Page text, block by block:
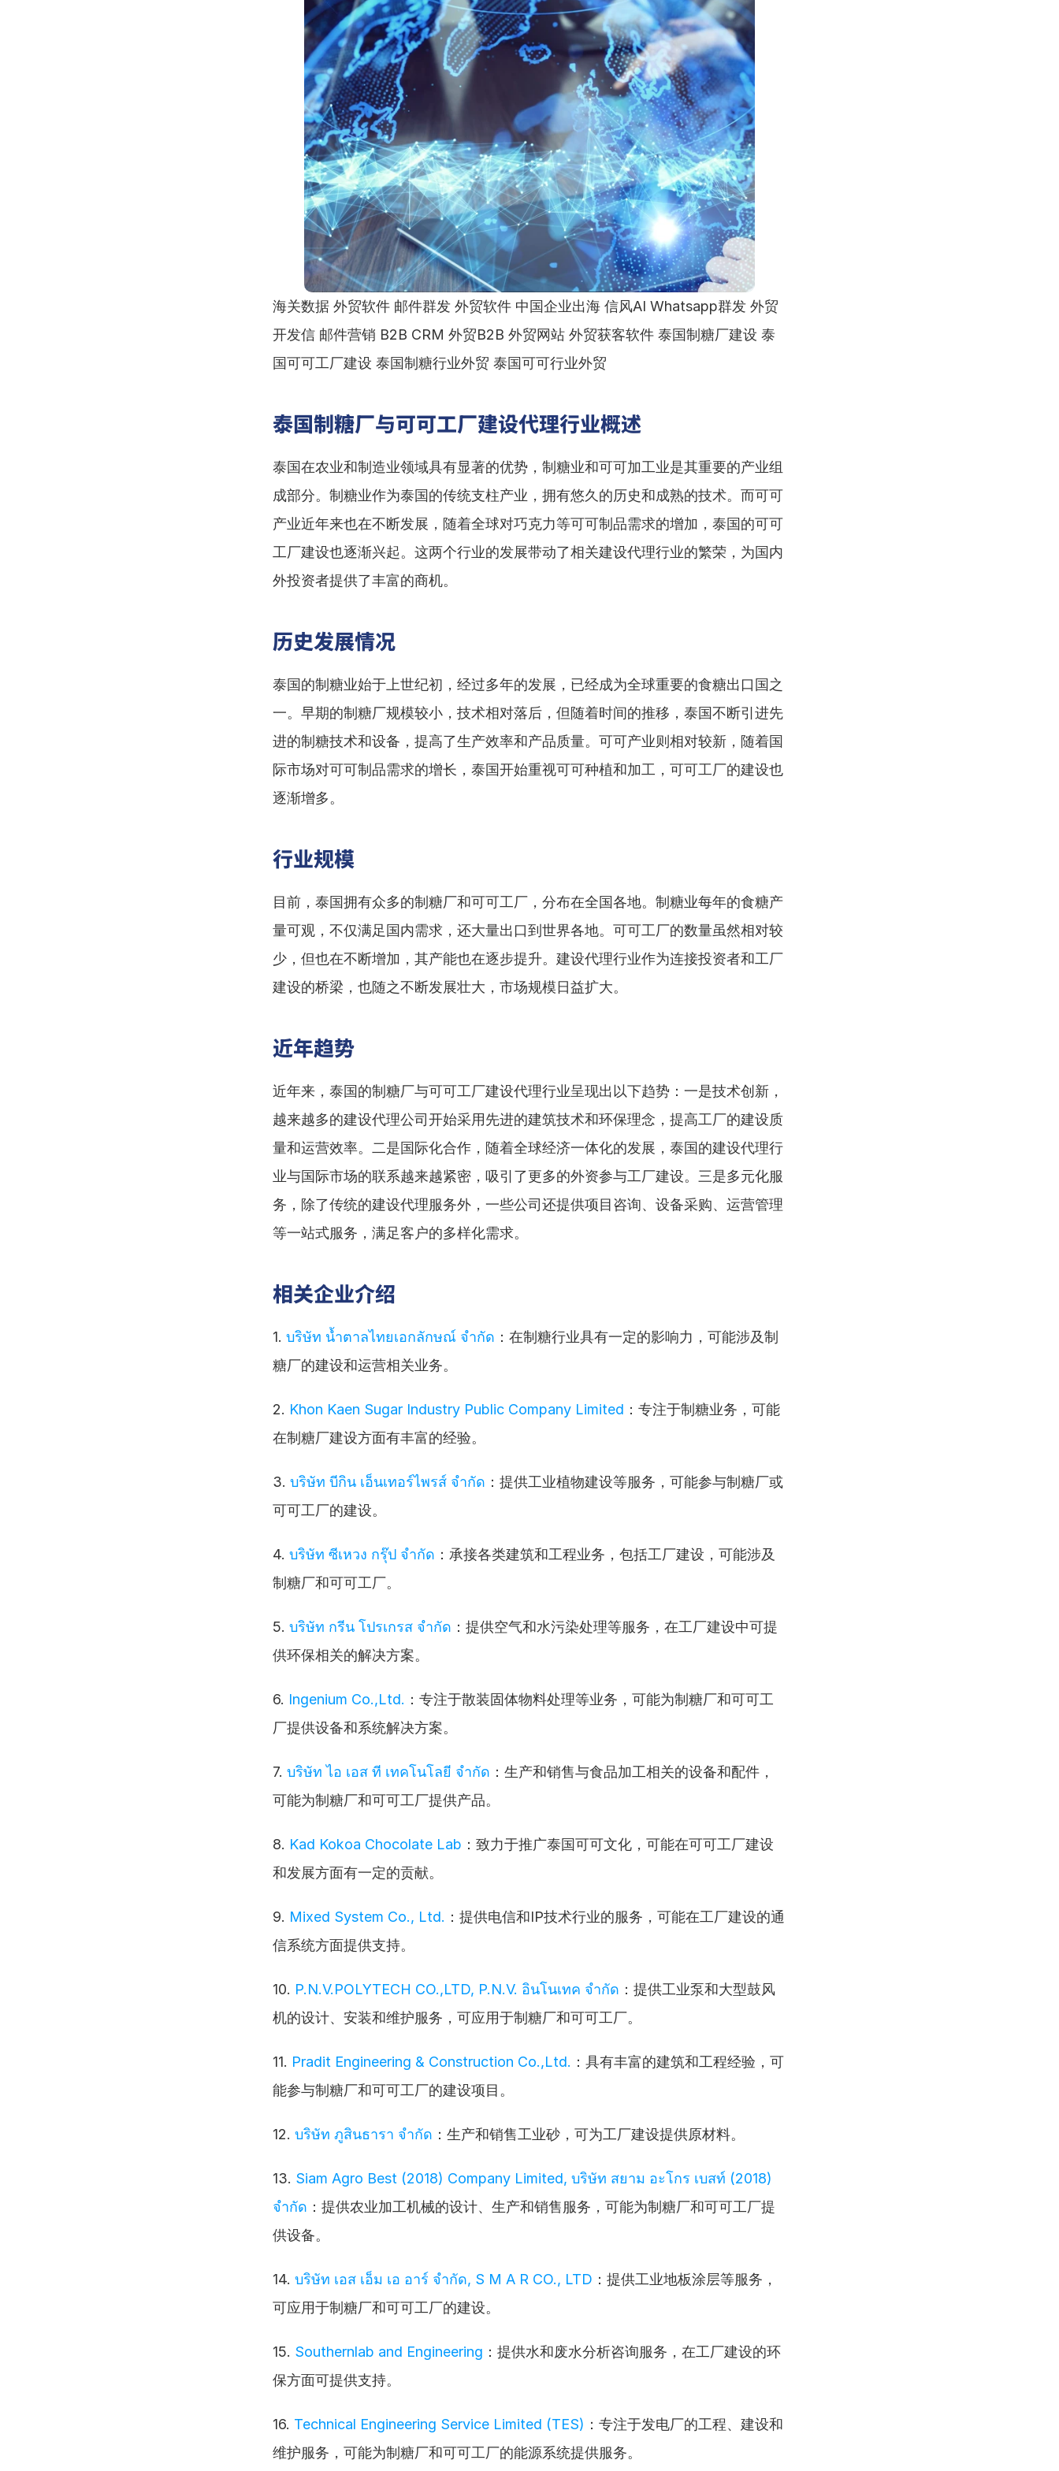
海关数据 外贸软件 邮件群发 外贸软件 中国企业出海 信风AI Whatsapp群发 外贸
开发信 邮件营销 B2B CRM 外贸B2B 外贸网站 外贸获客软件 泰国制糖厂建设 泰
国可可工厂建设 泰国制糖行业外贸 泰国可可行业外贸
泰国制糖厂与可可工厂建设代理行业概述
泰国在农业和制造业领域具有显著的优势，制糖业和可可加工业是其重要的产业组
成部分。制糖业作为泰国的传统支柱产业，拥有悠久的历史和成熟的技术。而可可
产业近年来也在不断发展，随着全球对巧克力等可可制品需求的增加，泰国的可可
工厂建设也逐渐兴起。这两个行业的发展带动了相关建设代理行业的繁荣，为国内
外投资者提供了丰富的商机。
历史发展情况
泰国的制糖业始于上世纪初，经过多年的发展，已经成为全球重要的食糖出口国之
一。早期的制糖厂规模较小，技术相对落后，但随着时间的推移，泰国不断引进先
进的制糖技术和设备，提高了生产效率和产品质量。可可产业则相对较新，随着国
际市场对可可制品需求的增长，泰国开始重视可可种植和加工，可可工厂的建设也
逐渐增多。
行业规模
目前，泰国拥有众多的制糖厂和可可工厂，分布在全国各地。制糖业每年的食糖产
量可观，不仅满足国内需求，还大量出口到世界各地。可可工厂的数量虽然相对较
少，但也在不断增加，其产能也在逐步提升。建设代理行业作为连接投资者和工厂
建设的桥梁，也随之不断发展壮大，市场规模日益扩大。
近年趋势
近年来，泰国的制糖厂与可可工厂建设代理行业呈现出以下趋势：一是技术创新，
越来越多的建设代理公司开始采用先进的建筑技术和环保理念，提高工厂的建设质
量和运营效率。二是国际化合作，随着全球经济一体化的发展，泰国的建设代理行
业与国际市场的联系越来越紧密，吸引了更多的外资参与工厂建设。三是多元化服
务，除了传统的建设代理服务外，一些公司还提供项目咨询、设备采购、运营管理
等一站式服务，满足客户的多样化需求。
相关企业介绍
1. บริษัท น้ำตาลไทยเอกลักษณ์ จำกัด ：在制糖行业具有一定的影响力，可能涉及制
糖厂的建设和运营相关业务。
2. Khon Kaen Sugar Industry Public Company Limited ：专注于制糖业务，可能
在制糖厂建设方面有丰富的经验。
3. บริษัท บีกิน เอ็นเทอร์ไพรส์ จำกัด ：提供工业植物建设等服务，可能参与制糖厂或
可可工厂的建设。
4. บริษัท ซีเหวง กรุ๊ป จำกัด ：承接各类建筑和工程业务，包括工厂建设，可能涉及
制糖厂和可可工厂。
5. บริษัท กรีน โปรเกรส จำกัด ：提供空气和水污染处理等服务，在工厂建设中可提
供环保相关的解决方案。
6. Ingenium Co.,Ltd. ：专注于散装固体物料处理等业务，可能为制糖厂和可可工
厂提供设备和系统解决方案。
7. บริษัท ไอ เอส ที เทคโนโลยี จำกัด ：生产和销售与食品加工相关的设备和配件，
可能为制糖厂和可可工厂提供产品。
8. Kad Kokoa Chocolate Lab ：致力于推广泰国可可文化，可能在可可工厂建设
和发展方面有一定的贡献。
9. Mixed System Co., Ltd. ：提供电信和IP技术行业的服务，可能在工厂建设的通
信系统方面提供支持。
10. P.N.V.POLYTECH CO.,LTD, P.N.V. อินโนเทค จำกัด ：提供工业泵和大型鼓风
机的设计、安装和维护服务，可应用于制糖厂和可可工厂。
11. Pradit Engineering & Construction Co.,Ltd. ：具有丰富的建筑和工程经验，可
能参与制糖厂和可可工厂的建设项目。
12. บริษัท ภูสินธารา จำกัด ：生产和销售工业砂，可为工厂建设提供原材料。
13. Siam Agro Best (2018) Company Limited, บริษัท สยาม อะโกร เบสท์ (2018)
จำกัด ：提供农业加工机械的设计、生产和销售服务，可能为制糖厂和可可工厂提
供设备。
14. บริษัท เอส เอ็ม เอ อาร์ จำกัด, S M A R CO., LTD ：提供工业地板涂层等服务，
可应用于制糖厂和可可工厂的建设。
15. Southernlab and Engineering ：提供水和废水分析咨询服务，在工厂建设的环
保方面可提供支持。
16. Technical Engineering Service Limited (TES) ：专注于发电厂的工程、建设和
维护服务，可能为制糖厂和可可工厂的能源系统提供服务。